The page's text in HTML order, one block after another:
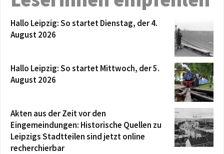
Hallo Leipzig: So startet Dienstag, der 4.
August 2026
Hallo Leipzig: So startet Mittwoch, der 5.
August 2026
Akten aus der Zeit vor den
Eingemeindungen: Historische Quellen zu
Leipzigs Stadtteilen sind jetzt online
recherchierbar